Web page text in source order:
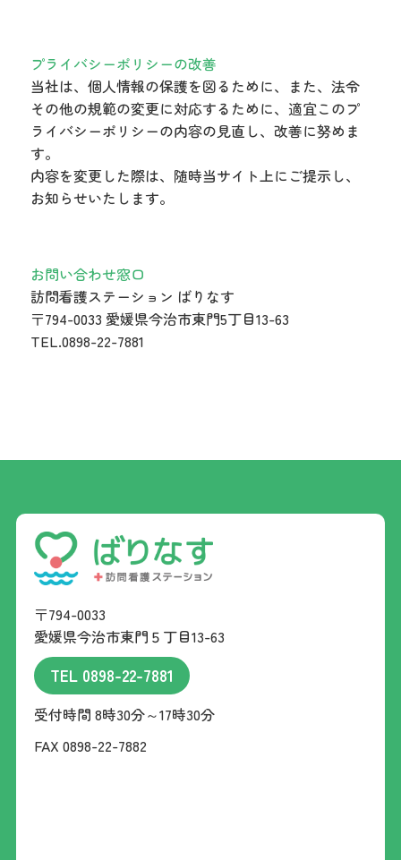
プライバシーポリシーの改善
当社は、個人情報の保護を図るために、また、法令
その他の規範の変更に対応するために、適宜このプ
ライバシーポリシーの内容の見直し、改善に努めま
す。
内容を変更した際は、随時当サイト上にご提示し、
お知らせいたします。
お問い合わせ窓口
訪問看護ステーション ばりなす
〒794-0033 愛媛県今治市東門5丁目13-63
TEL.0898-22-7881
〒794-0033
愛媛県今治市東門５丁目13-63
TEL 0898-22-7881
受付時間 8時30分～17時30分
FAX 0898-22-7882